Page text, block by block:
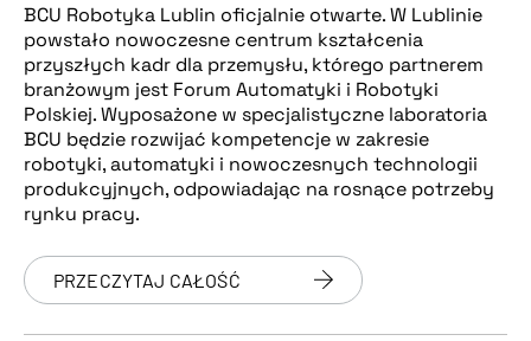
BCU Robotyka Lublin oficjalnie otwarte. W Lublinie
powstało nowoczesne centrum kształcenia
przyszłych kadr dla przemysłu, którego partnerem
branżowym jest Forum Automatyki i Robotyki
Polskiej. Wyposażone w specjalistyczne laboratoria
BCU będzie rozwijać kompetencje w zakresie
robotyki, automatyki i nowoczesnych technologii
produkcyjnych, odpowiadając na rosnące potrzeby
rynku pracy.
PRZECZYTAJ CAŁOŚĆ